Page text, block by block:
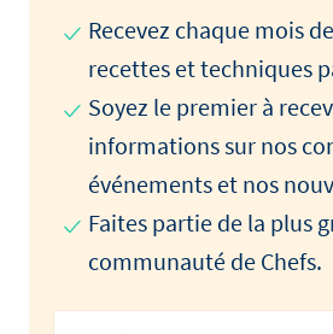
Recevez chaque mois
recettes et techniques
Soyez le premier à
informations sur nos
événements et nos
Faites partie de la plus
communauté de Chefs.